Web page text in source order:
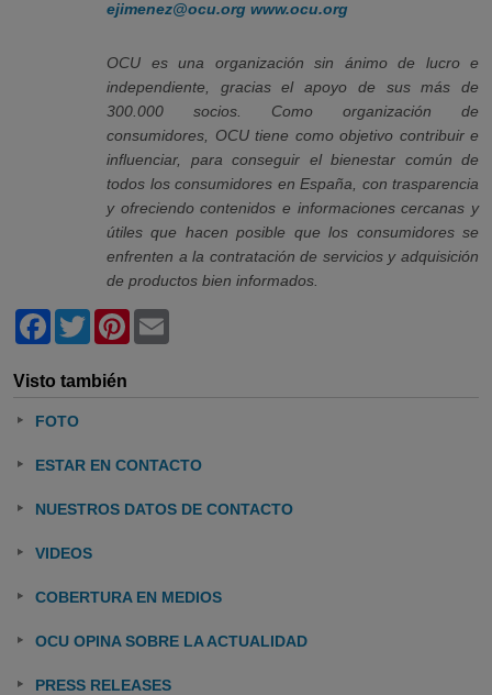
ejimenez@ocu.org www.ocu.org
OCU es una organización sin ánimo de lucro e
independiente, gracias el apoyo de sus más de
300.000 socios. Como organización de
consumidores, OCU tiene como objetivo contribuir e
influenciar, para conseguir el bienestar común de
todos los consumidores en España, con trasparencia
y ofreciendo contenidos e informaciones cercanas y
útiles que hacen posible que los consumidores se
enfrenten a la contratación de servicios y adquisición
de productos bien informados.
Facebook
TwitterPinterest
Visto también
FOTO
ESTAR EN CONTACTO
NUESTROS DATOS DE CONTACTO
VIDEOS
COBERTURA EN MEDIOS
OCU OPINA SOBRE LA ACTUALIDAD
PRESS RELEASES